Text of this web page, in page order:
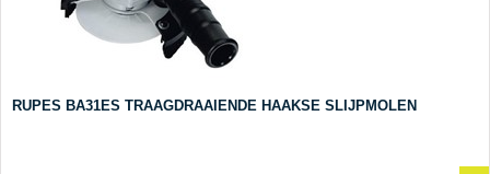
RUPES BA31ES TRAAGDRAAIENDE HAAKSE SLIJPMOLEN